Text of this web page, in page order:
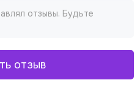
отзывы. Будьте
отзыв